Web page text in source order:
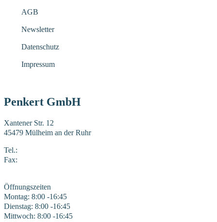
AGB
Newsletter
Datenschutz
Impressum
Penkert GmbH
Xantener Str. 12
45479 Mülheim an der Ruhr
Tel.:
Fax:
Öffnungszeiten
Montag: 8:00 -16:45
Dienstag: 8:00 -16:45
Mittwoch: 8:00 -16:45